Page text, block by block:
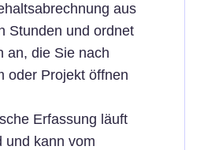
aus
Stunden und ordnet
an, die Sie nach
oder Projekt öffnen
Erfassung läuft
und kann vom